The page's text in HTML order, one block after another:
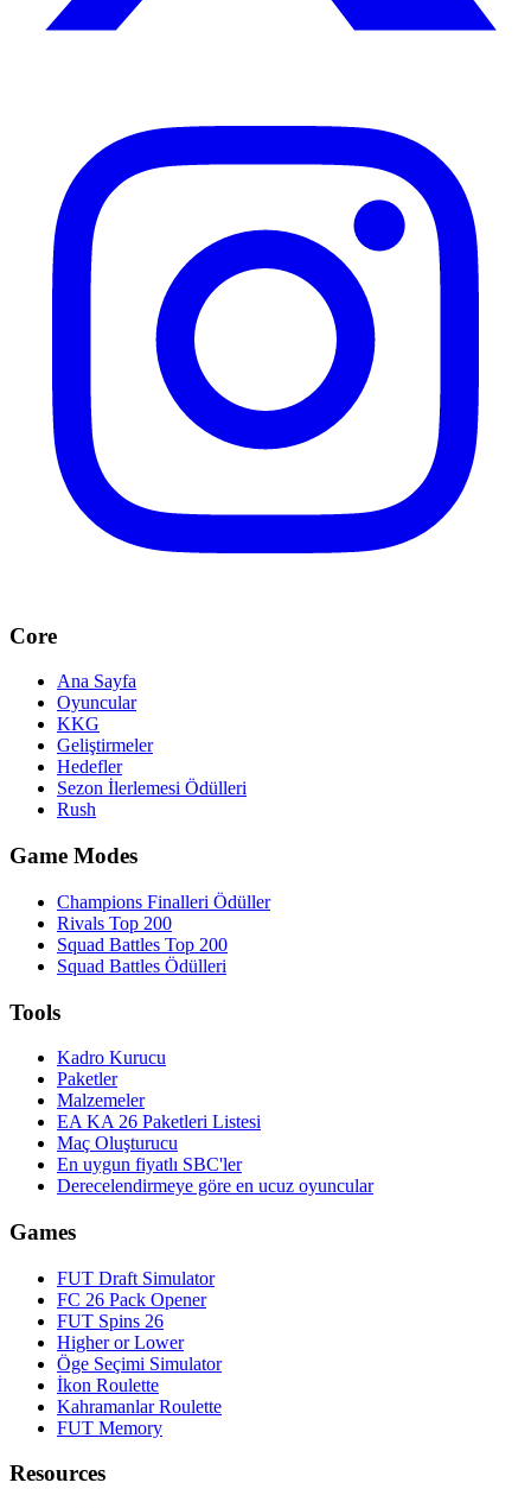
Core
Ana Sayfa
Oyuncular
KKG
Geliştirmeler
Hedefler
Sezon İlerlemesi Ödülleri
Rush
Game Modes
Champions Finalleri Ödüller
Rivals Top 200
Squad Battles Top 200
Squad Battles Ödülleri
Tools
Kadro Kurucu
Paketler
Malzemeler
EA KA 26 Paketleri Listesi
Maç Oluşturucu
En uygun fiyatlı SBC'ler
Derecelendirmeye göre en ucuz oyuncular
Games
FUT Draft Simulator
FC 26 Pack Opener
FUT Spins 26
Higher or Lower
Öge Seçimi Simulator
İkon Roulette
Kahramanlar Roulette
FUT Memory
Resources